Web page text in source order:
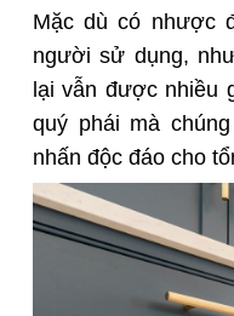
Mặc dù có nhược
người sử dụng,
lại vẫn được nhiều
quý phái mà
nhấn độc đáo cho